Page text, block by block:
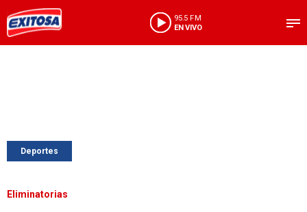
95.5 FM
EN VIVO
Deportes
Eliminatorias